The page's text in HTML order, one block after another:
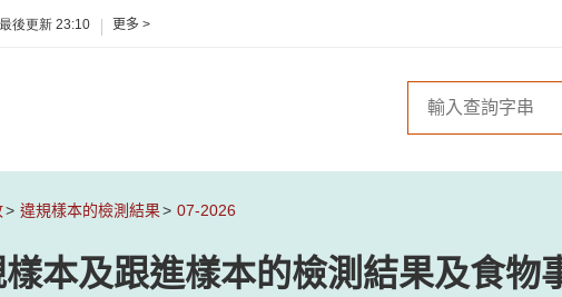
後更新 23:10 更多 >
違規樣本的檢測結果 07-2026
本及跟進樣本的檢測結果及食物